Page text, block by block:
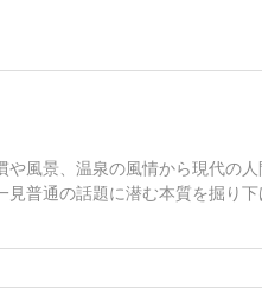
風景、温泉の風情から現代の人
普通の話題に潜む本質を掘り下